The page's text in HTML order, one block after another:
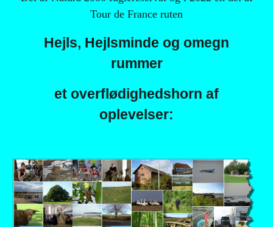
Tour de France ruten
Hejls, Hejlsminde og omegn
rummer
et overflødighedshorn af
oplevelser: